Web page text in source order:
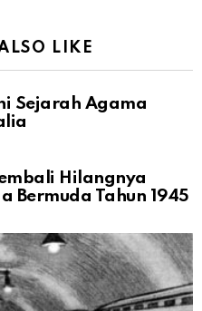
LIKE
Sejarah Agama
Hilangnya
Bermuda Tahun 1945